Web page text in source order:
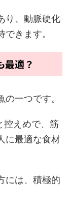
り、動脈硬化
きます。
最適？
の一つです。
控えめで、筋
に最適な食材
には、積極的